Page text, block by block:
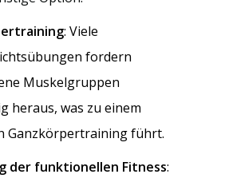
: Viele
fordern
Muskelgruppen
heraus, was zu einem
Ganzkörpertraining führt.
der funktionellen Fitness: